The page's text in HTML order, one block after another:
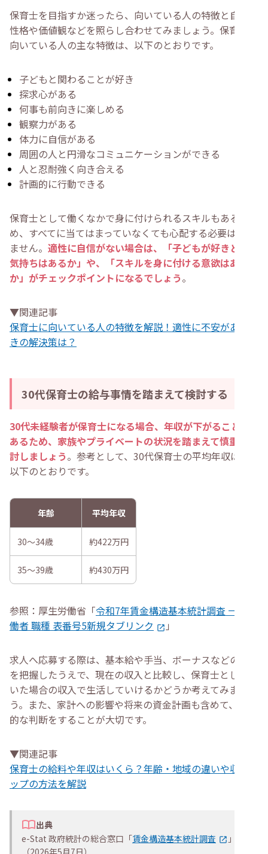
保育士を目指すか迷ったら、向いている人の特徴と自分の
性格や価値観などを照らし合わせてみましょう。保育士に
向いている人の主な特徴は、以下のとおりです。
子どもと関わることが好き
探求心がある
何事も前向きに楽しめる
観察力がある
体力に自信がある
周囲の人と円滑なコミュニケーションができる
人と忍耐強く向き合える
計画的に行動できる
保育士として働くなかで身に付けられるスキルもあるた
め、すべてに当てはまっていなくても心配する必要はあり
ません。 適性に自信がない場合は、「子どもが好きという
気持ちはあるか」や、「スキルを身に付ける意欲はある
か」がチェックポイントになるでしょう。
▼関連記事
保育士に向いている人の特徴を解説！適性に不安があると
きの解決策は？
30代保育士の給与事情を踏まえて検討する
30代未経験者が保育士になる場合、年収が下がることも
あるため、家族やプライベートの状況を踏まえて慎重に検
討しましょう。参考として、30代保育士の平均年収は、
以下のとおりです。
年齢 平均年収
30～34歳 約422万円
35～39歳 約430万円
参照：厚生労働省「令和7年賃金構造基本統計調査 一般労
働者 職種 表番号5新規タブリンク
」
求人へ応募する際は、基本給や手当、ボーナスなどの詳細
を把握したうえで、現在の収入と比較し、保育士として働
いた場合の収入で生活していけるかどうか考えてみましょ
う。また、家計への影響や将来の資金計画も含めて、現実
的な判断をすることが大切です。
▼関連記事
保育士の給料や年収はいくら？年齢・地域の違いや収入ア
ップの方法を解説
出典
e-Stat 政府統計の総合窓口「賃金構造基本統計調査
」